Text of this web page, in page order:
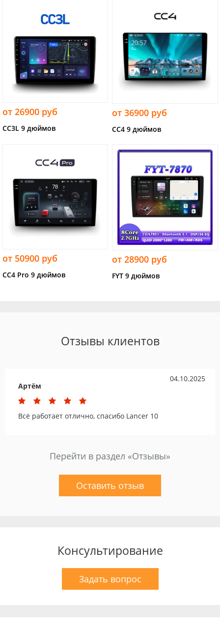
от 26900 руб
CC3L 9 дюймов
от 36900 руб
CC4 9 дюймов
от 50900 руб
CC4 Pro 9 дюймов
от 28900 руб
FYT 9 дюймов
Отзывы клиентов
04.10.2025
Артём
Всё работает отлично, спасибо Lancer 10
Перейти в раздел «Отзывы»
Оставить отзыв
Консультирование
Задать вопрос